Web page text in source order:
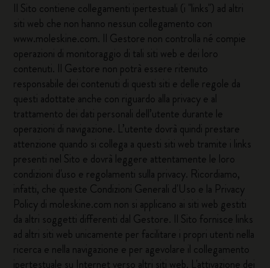
Il Sito contiene collegamenti ipertestuali (i "links") ad altri
siti web che non hanno nessun collegamento con
www.moleskine.com. Il Gestore non controlla né compie
operazioni di monitoraggio di tali siti web e dei loro
contenuti. Il Gestore non potrà essere ritenuto
responsabile dei contenuti di questi siti e delle regole da
questi adottate anche con riguardo alla privacy e al
trattamento dei dati personali dell’utente durante le
operazioni di navigazione. L’utente dovrà quindi prestare
attenzione quando si collega a questi siti web tramite i links
presenti nel Sito e dovrà leggere attentamente le loro
condizioni d'uso e regolamenti sulla privacy. Ricordiamo,
infatti, che queste Condizioni Generali d'Uso e la Privacy
Policy di moleskine.com non si applicano ai siti web gestiti
da altri soggetti differenti dal Gestore. Il Sito fornisce links
ad altri siti web unicamente per facilitare i propri utenti nella
ricerca e nella navigazione e per agevolare il collegamento
ipertestuale su Internet verso altri siti web. L'attivazione dei